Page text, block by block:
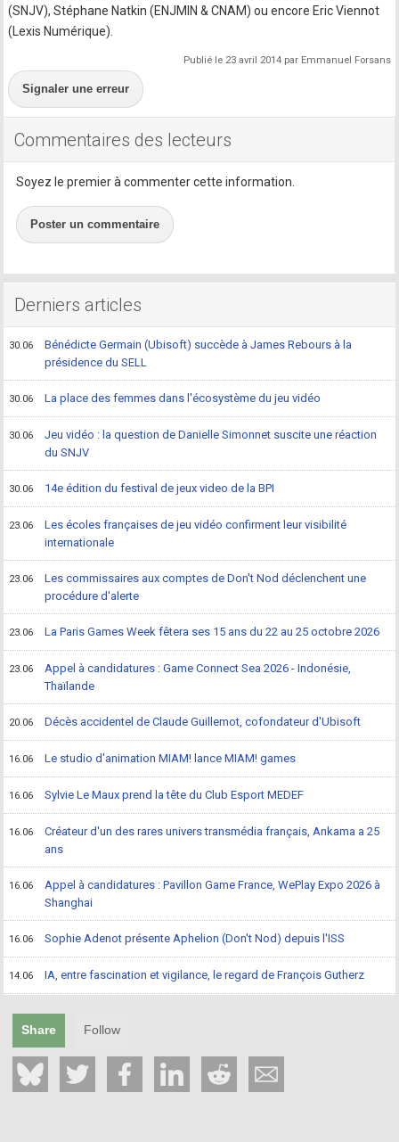
(SNJV), Stéphane Natkin (ENJMIN & CNAM) ou encore Eric Viennot
(Lexis Numérique).
Publié le 23 avril 2014 par Emmanuel Forsans
Signaler une erreur
Commentaires des lecteurs
Soyez le premier à commenter cette information.
Poster un commentaire
Derniers articles
30.06
Bénédicte Germain (Ubisoft) succède à James Rebours à la
présidence du SELL
30.06 La place des femmes dans l'écosystème du jeu vidéo
30.06
Jeu vidéo : la question de Danielle Simonnet suscite une réaction
du SNJV
30.06 14e édition du festival de jeux video de la BPI
23.06
Les écoles françaises de jeu vidéo confirment leur visibilité
internationale
23.06
Les commissaires aux comptes de Don't Nod déclenchent une
procédure d'alerte
23.06 La Paris Games Week fêtera ses 15 ans du 22 au 25 octobre 2026
23.06
Appel à candidatures : Game Connect Sea 2026 - Indonésie,
Thaïlande
20.06 Décès accidentel de Claude Guillemot, cofondateur d'Ubisoft
16.06 Le studio d'animation MIAM! lance MIAM! games
16.06 Sylvie Le Maux prend la tête du Club Esport MEDEF
16.06
Créateur d'un des rares univers transmédia français, Ankama a 25
ans
16.06
Appel à candidatures : Pavillon Game France, WePlay Expo 2026 à
Shanghai
16.06 Sophie Adenot présente Aphelion (Don't Nod) depuis l'ISS
14.06 IA, entre fascination et vigilance, le regard de François Gutherz
Share Follow